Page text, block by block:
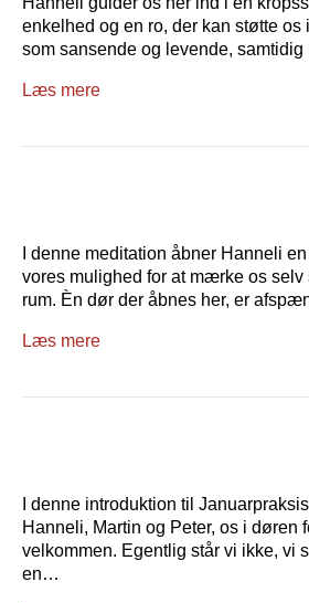
enkelhed og en ro, der kan støtte
som sansende og levende,
Læs mere
I denne meditation åbner Hanneli
vores mulighed for at mærke os selv
rum. Èn dør der åbnes her, er
Læs mere
I denne introduktion til
Hanneli, Martin og Peter, os i døren
velkommen. Egentlig står vi ikke, vi
en…